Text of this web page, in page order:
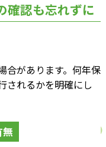
確認も忘れずに
合があります。何年保
されるかを明確にし